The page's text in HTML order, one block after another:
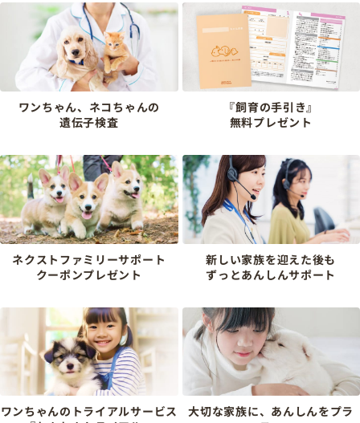
ワンちゃん、ネコちゃんの
遺伝子検査
『飼育の手引き』
無料プレゼント
ネクストファミリーサポート
クーポンプレゼント
新しい家族を迎えた後も
ずっとあんしんサポート
ワンちゃんのトライアルサービス
大切な家族に、あんしんをプラ